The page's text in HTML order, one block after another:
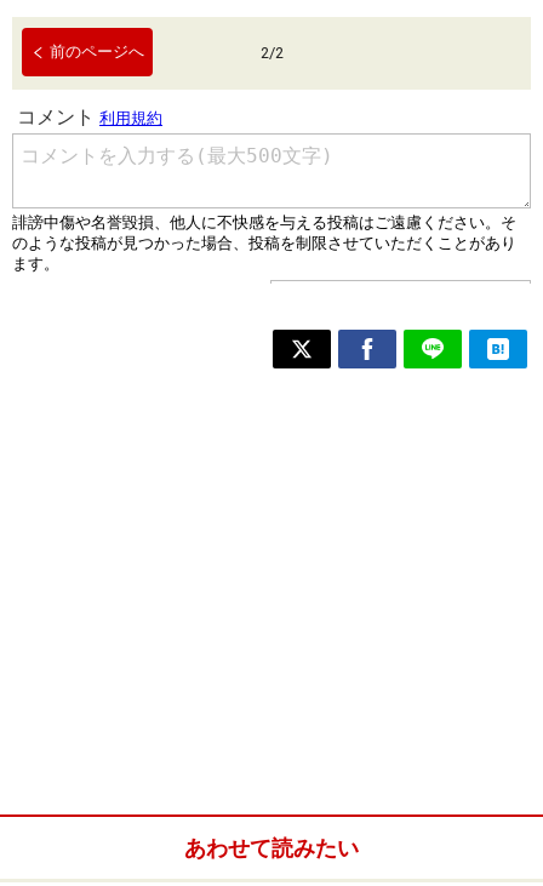
前のページへ 2/2
あわせて読みたい